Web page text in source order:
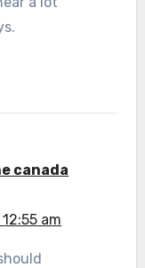
canada
am